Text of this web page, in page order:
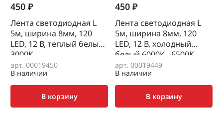
450 ₽
Лента светодиодная L
5м, ширина 8мм, 120
LED, 12 В, теплый белый
3000К
арт. 00019450
В наличии
В корзину
450 ₽
Лента светодиодная L
5м, ширина 8мм, 120
LED, 12 В, холодный
белый 6000К - 6500К
арт. 00019449
В наличии
В корзину